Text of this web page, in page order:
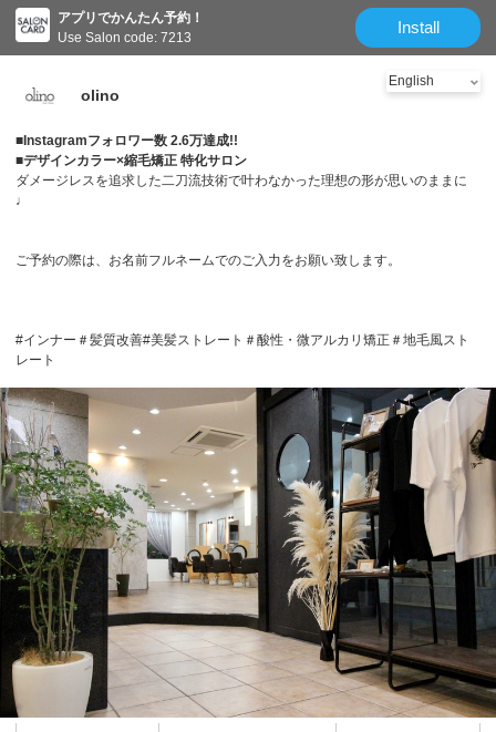
アプリでかんたん予約！
Use Salon code: 7213
Install
olino
■Instagramフォロワー数 2.6万達成!!
■デザインカラー×縮毛矯正 特化サロン
ダメージレスを追求した二刀流技術で叶わなかった理想の形が思いのままに
♩
ご予約の際は、お名前フルネームでのご入力をお願い致します。
#インナー＃髪質改善#美髪ストレート＃酸性・微アルカリ矯正＃地毛風スト
レート